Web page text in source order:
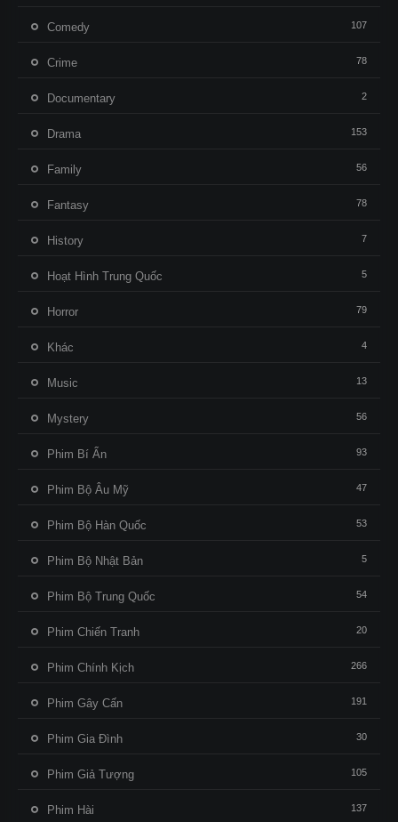
Comedy 107
Crime 78
Documentary 2
Drama 153
Family 56
Fantasy 78
History 7
Hoạt Hình Trung Quốc 5
Horror 79
Khác 4
Music 13
Mystery 56
Phim Bí Ẩn 93
Phim Bộ Âu Mỹ 47
Phim Bộ Hàn Quốc 53
Phim Bộ Nhật Bản 5
Phim Bộ Trung Quốc 54
Phim Chiến Tranh 20
Phim Chính Kịch 266
Phim Gây Cấn 191
Phim Gia Đình 30
Phim Giả Tượng 105
Phim Hài 137